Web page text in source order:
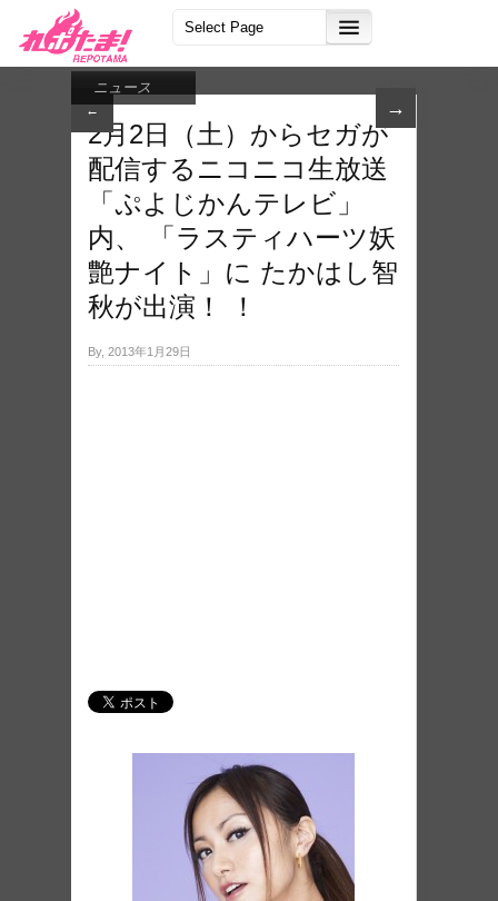
← →
ニュース
2月2日（土）からセガが
配信するニコニコ生放送
「ぷよじかんテレビ」
内、 「ラスティハーツ妖
艶ナイト」に たかはし智
秋が出演！ ！
By, 2013年1月29日